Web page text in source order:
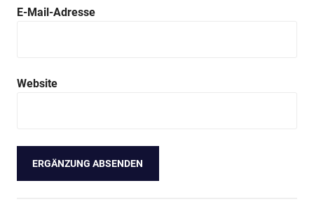
E-Mail-Adresse
Website